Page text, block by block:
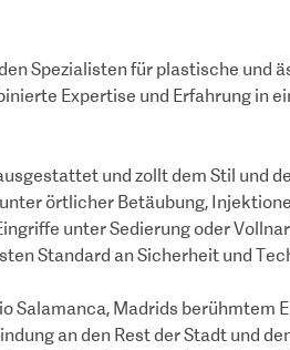
Spezialisten für plastische und
Expertise und Erfahrung in
und zollt dem Stil und
örtlicher Betäubung,
unter Sedierung oder
Standard an Sicherheit und
Salamanca, Madrids berühmtem
an den Rest der Stadt und